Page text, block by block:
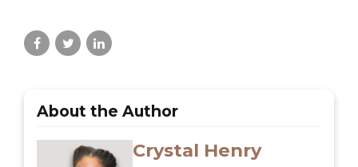
About the Author
Crystal Henry